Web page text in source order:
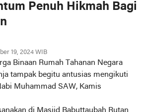
Penuh Hikmah Bagi
19, 2024 WIB
Binaan Rumah Tahanan Negara
tampak begitu antusias mengikuti
Muhammad SAW, Kamis